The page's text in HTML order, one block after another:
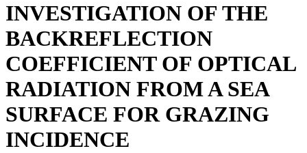
INVESTIGATION OF THE
BACKREFLECTION
COEFFICIENT OF OPTICAL
RADIATION FROM A SEA
SURFACE FOR GRAZING
INCIDENCE